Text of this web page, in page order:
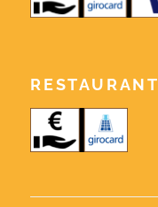
RESTAURANT